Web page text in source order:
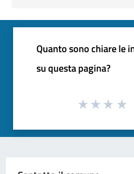
Quanto sono chiare le
su questa pagina?